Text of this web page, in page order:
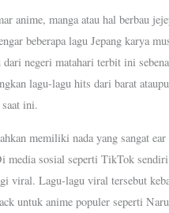
n
e
n
t
e
e
s
t
l
e
g
a
anime, manga atau hal berbau
beberapa lagu Jepang karya
dari negeri matahari terbit ini
lagu-lagu hits dari barat
ini.
memiliki nada yang sangat ear
media sosial seperti TikTok sendiri
viral. Lagu-lagu viral tersebut
untuk anime populer seperti